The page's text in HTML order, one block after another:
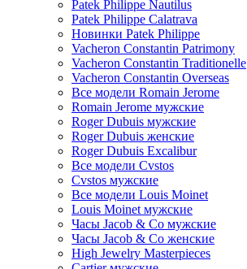
Patek Philippe Nautilus
Patek Philippe Calatrava
Новинки Patek Philippe
Vacheron Constantin Patrimony
Vacheron Constantin Traditionelle
Vacheron Constantin Overseas
Все модели Romain Jerome
Romain Jerome мужские
Roger Dubuis мужские
Roger Dubuis женские
Roger Dubuis Excalibur
Все модели Cvstos
Cvstos мужские
Все модели Louis Moinet
Louis Moinet мужские
Часы Jacob & Co мужские
Часы Jacob & Co женские
High Jewelry Masterpieces